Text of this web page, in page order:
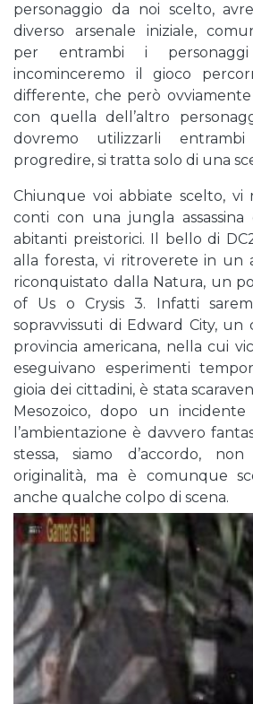
personaggio da noi scelto,
diverso arsenale iniziale,
per entrambi i
incominceremo il gioco
differente, che però ovviamente
con quella dell’altro
dovremo utilizzarli
progredire, si tratta solo di una
Chiunque voi abbiate scelto, vi
conti con una jungla assassina
abitanti preistorici. Il bello di
alla foresta, vi ritroverete in un
riconquistato dalla Natura, un
of Us o Crysis 3. Infatti
sopravvissuti di Edward City, un
provincia americana, nella cui
eseguivano esperimenti
gioia dei cittadini, è stata
Mesozoico, dopo un incidente
l’ambientazione è davvero
stessa, siamo d’accordo,
originalità, ma è comunque
anche qualche colpo di scena.